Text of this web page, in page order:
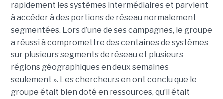
rapidement les systèmes intermédiaires et parvient
à accéder à des portions de réseau normalement
segmentées. Lors d’une de ses campagnes, le groupe
a réussi à compromettre des centaines de systèmes
sur plusieurs segments de réseau et plusieurs
régions géographiques en deux semaines
seulement ». Les chercheurs en ont conclu que le
groupe était bien doté en ressources, qu’il était